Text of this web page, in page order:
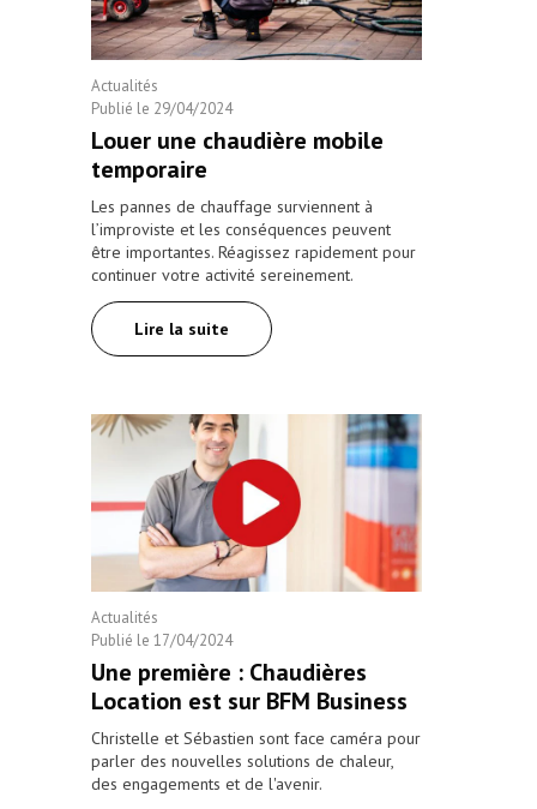
Actualités
Publié le 29/04/2024
Louer une chaudière mobile
temporaire
Les pannes de chauffage surviennent à
l’improviste et les conséquences peuvent
être importantes. Réagissez rapidement pour
continuer votre activité sereinement.
Lire la suite
Actualités
Publié le 17/04/2024
Une première : Chaudières
Location est sur BFM Business
Christelle et Sébastien sont face caméra pour
parler des nouvelles solutions de chaleur,
des engagements et de l'avenir.